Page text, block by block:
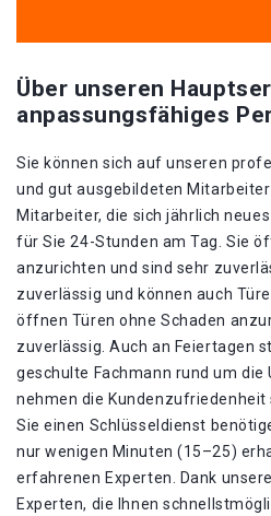
Über unseren
anpassungsfähiges
Sie können sich auf unseren
und gut ausgebildeten
Mitarbeiter, die sich jährlich
für Sie 24-Stunden am Tag. Sie
anzurichten und sind sehr
zuverlässig und können auch
öffnen Türen ohne Schaden
zuverlässig. Auch an Feiertagen
geschulte Fachmann rund um die
nehmen die Kundenzufriedenheit
Sie einen Schlüsseldienst
nur wenigen Minuten (15–25)
erfahrenen Experten. Dank
Experten, die Ihnen